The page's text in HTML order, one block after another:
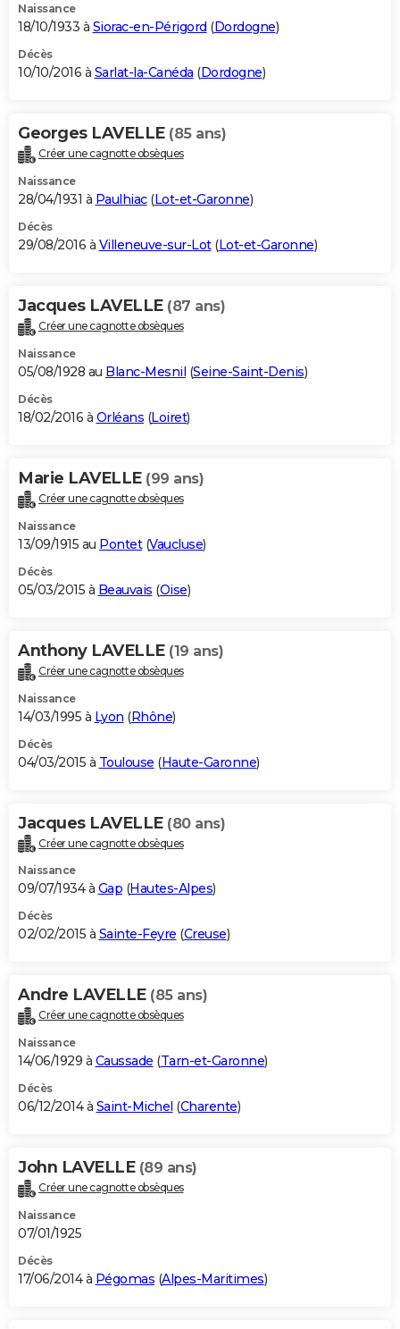
Naissance
18/10/1933 à Siorac-en-Périgord (Dordogne)
Décès
10/10/2016 à Sarlat-la-Canéda (Dordogne)
Georges LAVELLE (85 ans)
Créer une cagnotte obsèques
Naissance
28/04/1931 à Paulhiac(Lot-et-Garonne)
Décès
29/08/2016 à Villeneuve-sur-Lot(Lot-et-Garonne)
Jacques LAVELLE (87 ans)
Créer une cagnotte obsèques
Naissance
05/08/1928 au Blanc-Mesnil (Seine-Saint-Denis)
Décès
18/02/2016 à Orléans (Loiret)
Marie LAVELLE (99 ans)
Créer une cagnotte obsèques
Naissance
13/09/1915 au Pontet(Vaucluse)
Décès
05/03/2015 à Beauvais (Oise)
Anthony LAVELLE (19 ans)
Créer une cagnotte obsèques
Naissance
14/03/1995 à Lyon (Rhône)
Décès
04/03/2015 à Toulouse (Haute-Garonne)
Jacques LAVELLE (80 ans)
Créer une cagnotte obsèques
Naissance
09/07/1934 à Gap (Hautes-Alpes)
Décès
02/02/2015 à Sainte-Feyre (Creuse)
Andre LAVELLE (85 ans)
Créer une cagnotte obsèques
Naissance
14/06/1929 à Caussade (Tarn-et-Garonne)
Décès
06/12/2014 à Saint-Michel (Charente)
John LAVELLE (89 ans)
Créer une cagnotte obsèques
Naissance
07/01/1925
Décès
17/06/2014 à Pégomas (Alpes-Maritimes)